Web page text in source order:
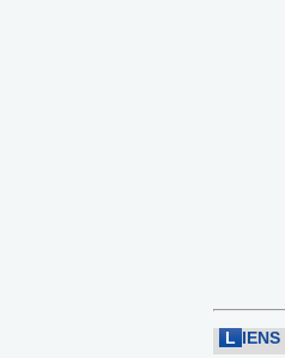
L IENS